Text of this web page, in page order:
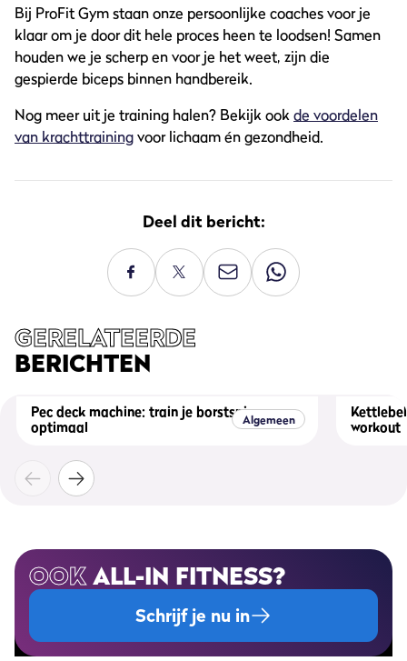
Bij ProFit Gym staan onze persoonlijke coaches voor je
klaar om je door dit hele proces heen te loodsen! Samen
houden we je scherp en voor je het weet, zijn die
gespierde biceps binnen handbereik.
Nog meer uit je training halen? Bekijk ookde voordelen
van krachttrainingvoor lichaam én gezondheid.
Deel dit bericht:
GERELATEERDE
BERICHTEN
Algemeen
Pec deck machine: train je borstspieren
optimaal
workout
OOKALL-IN FITNESS?
Schrijf je nu in